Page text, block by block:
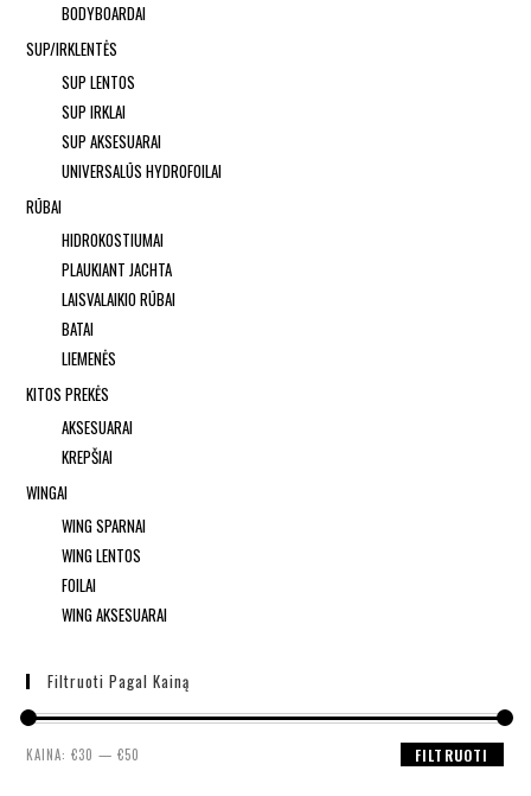
BODYBOARDAI
SUP/IRKLENTĖS
SUP LENTOS
SUP IRKLAI
SUP AKSESUARAI
UNIVERSALŪS HYDROFOILAI
RŪBAI
HIDROKOSTIUMAI
PLAUKIANT JACHTA
LAISVALAIKIO RŪBAI
BATAI
LIEMENĖS
KITOS PREKĖS
AKSESUARAI
KREPŠIAI
WINGAI
WING SPARNAI
WING LENTOS
FOILAI
WING AKSESUARAI
Filtruoti Pagal Kainą
FILTRUOTI
KAINA:€30 —€50